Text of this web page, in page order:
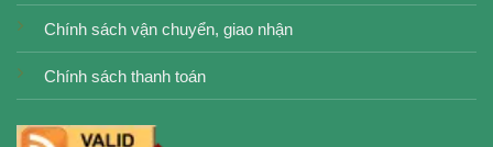
Chính sách vận chuyển, giao nhận
Chính sách thanh toán